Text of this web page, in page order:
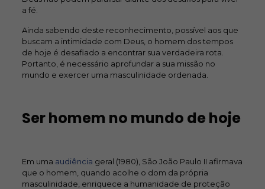
a fé.
Ainda sabendo deste reconhecimento, possível aos que
buscam a intimidade com Deus, o homem dos tempos
de hoje é desafiado a encontrar sua verdadeira rota.
Portanto, é necessário aprofundar a sua missão no
mundo e exercer uma masculinidade ordenada.
Ser homem no mundo de hoje
Em uma audiência geral (1980), São João Paulo II afirmava
que o homem, quando acolhe o dom da própria
masculinidade, enriquece a humanidade de proteção